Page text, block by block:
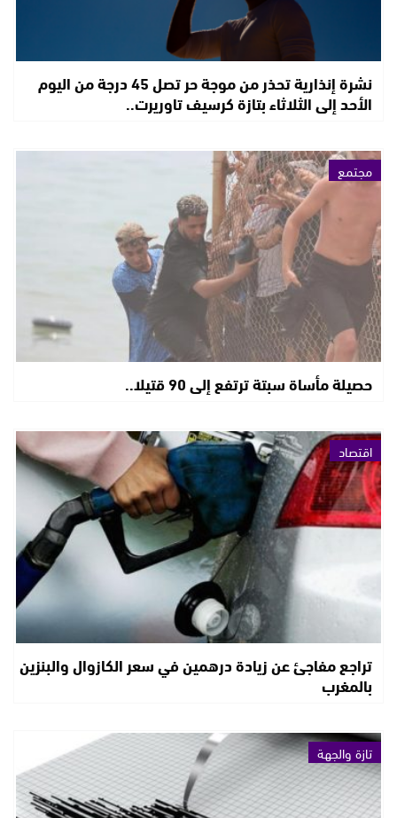
نشرة إنذارية تحذر من موجة حر تصل 45 درجة من اليوم
الأحد إلى الثلاثاء بتازة كرسيف تاوريرت..
مجتمع
حصيلة مأساة سبتة ترتفع إلى 90 قتيلا..
اقتصاد
تراجع مفاجئ عن زيادة درهمين في سعر الكازوال والبنزين
بالمغرب
تازة والجهة